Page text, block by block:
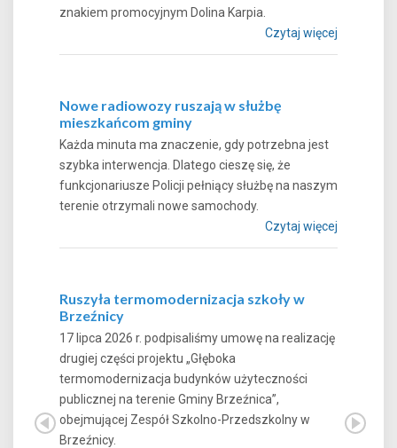
znakiem promocyjnym Dolina Karpia.
Czytaj więcej
Nowe radiowozy ruszają w służbę
mieszkańcom gminy
Każda minuta ma znaczenie, gdy potrzebna jest
szybka interwencja. Dlatego cieszę się, że
funkcjonariusze Policji pełniący służbę na naszym
terenie otrzymali nowe samochody.
Czytaj więcej
Ruszyła termomodernizacja szkoły w
Brzeźnicy
17 lipca 2026 r. podpisaliśmy umowę na realizację
drugiej części projektu „Głęboka
termomodernizacja budynków użyteczności
publicznej na terenie Gminy Brzeźnica”,
obejmującej Zespół Szkolno-Przedszkolny w
Brzeźnicy.